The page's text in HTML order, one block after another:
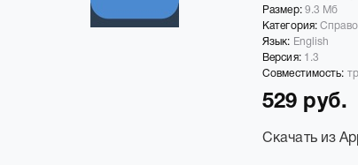
Размер: 9.3 Мб
Категория:
Язык: English
Версия: 1.3
Совместимость:
529 руб.
Скачать из